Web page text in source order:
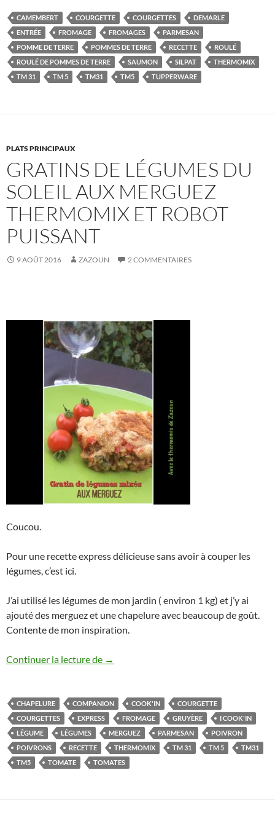
CAMEMBERT COURGETTE COURGETTES
DEMARLE
ENTRÉE
FROMAGE FROMAGES
PARMESAN
POMME DE TERRE
POMMES DE TERRE RECETTE
ROULÉ
ROULÉ DE POMMES DE TERRE
SAUMON SILPAT
THERMOMIX
TM 31
TM 5 TM31 TM5 TUPPERWARE
PLATS PRINCIPAUX
GRATINS DE LÉGUMES DU
SOLEIL AUX MERGUEZ
THERMOMIX ET ROBOT
PUISSANT
9 AOÛT 2016 ZAZOUN 2 COMMENTAIRES
Coucou.
Pour une recette express délicieuse sans avoir à couper les
légumes, c’est ici.
J’ai utilisé les légumes de mon jardin ( environ 1 kg) et j’y ai
ajouté des merguez et une chapelure avec beaucoup de goût.
Contente de mon inspiration.
Continuer la lecture de Gratins de légumes du soleil aux
→
CHAPELURE COMPANION COOK'IN
COURGETTE
COURGETTES
EXPRESS FROMAGE GRUYÈRE
I COOK'IN
LÉGUME
LÉGUMES MERGUEZ PARMESAN
POIVRON
POIVRONS
RECETTE THERMOMIX TM 31 TM 5
TM31
TM5
TOMATE TOMATES